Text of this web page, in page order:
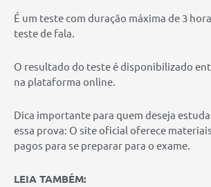
É um teste com duração máxima de 3
teste de fala.
O resultado do teste é disponibilizado
na plataforma online.
Dica importante para quem deseja
essa prova: O site oficial oferece
pagos para se preparar para o exame.
LEIA TAMBÉM: